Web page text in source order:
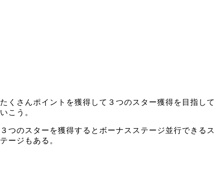
たくさんポイントを獲得して３つのスター獲得を目指して
いこう。
３つのスターを獲得するとボーナスステージ並行できるス
テージもある。